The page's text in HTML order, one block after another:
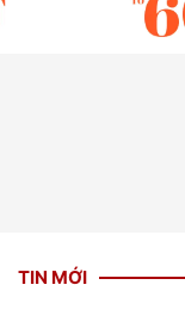
TIN MỚI